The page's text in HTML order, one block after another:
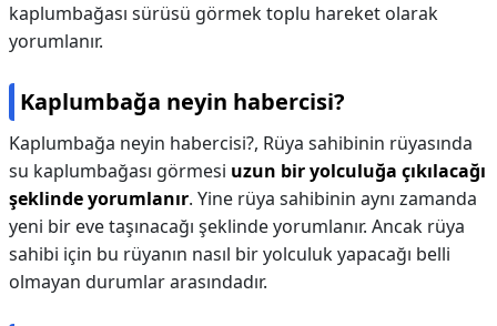
kaplumbağası sürüsü görmek toplu hareket olarak
yorumlanır.
Kaplumbağa neyin habercisi?
Kaplumbağa neyin habercisi?, Rüya sahibinin rüyasında
su kaplumbağası görmesi uzun bir yolculuğa çıkılacağı
şeklinde yorumlanır. Yine rüya sahibinin aynı zamanda
yeni bir eve taşınacağı şeklinde yorumlanır. Ancak rüya
sahibi için bu rüyanın nasıl bir yolculuk yapacağı belli
olmayan durumlar arasındadır.